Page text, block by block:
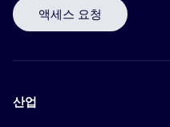
액세스 요청
산업